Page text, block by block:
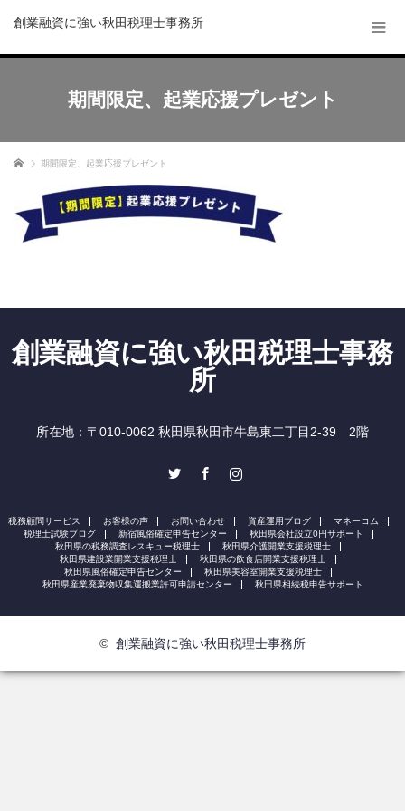
創業融資に強い秋田税理士事務所
期間限定、起業応援プレゼント
ホーム 期間限定、起業応援プレゼント
創業融資に強い秋田税理士事務
所
所在地：〒010-0062 秋田県秋田市牛島東二丁目2-39 2階
税務顧問サービス お客様の声 お問い合わせ 資産運用ブログ
マネーコム
税理士試験ブログ
新宿風俗確定申告センター
秋田県会社設立0円サポート
秋田県の税務調査レスキュー税理士
秋田県介護開業支援税理士
秋田県建設業開業支援税理士
秋田県の飲食店開業支援税理士
秋田県風俗確定申告センター
秋田県美容室開業支援税理士
秋田県産業廃棄物収集運搬業許可申請センター
秋田県相続税申告サポート
© 創業融資に強い秋田税理士事務所